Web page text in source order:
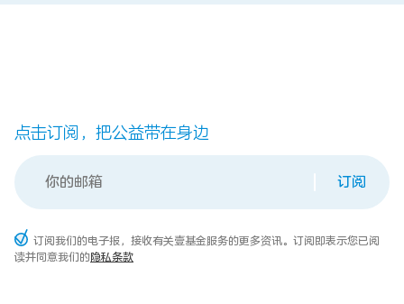
点击订阅，把公益带在身边
订阅
订阅我们的电子报，接收有关壹基金服务的更多资讯。订阅即表示您已阅
读并同意我们的隐私条款